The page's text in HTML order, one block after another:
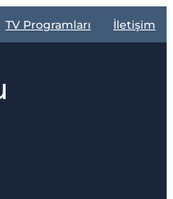
TV Programları İletişim